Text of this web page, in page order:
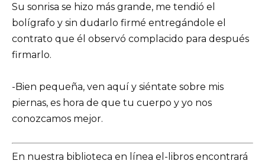
Su sonrisa se hizo más grande, me tendió el
bolígrafo y sin dudarlo firmé entregándole el
contrato que él observó complacido para después
firmarlo.
-Bien pequeña, ven aquí y siéntate sobre mis
piernas, es hora de que tu cuerpo y yo nos
conozcamos mejor.
En nuestra biblioteca en línea el-libros encontrará